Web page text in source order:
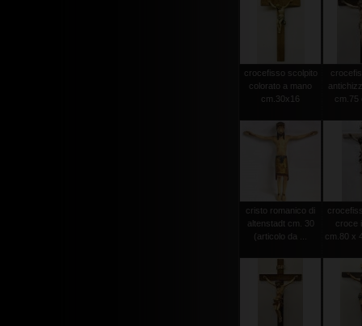
crocefisso scolpito
colorato a mano
cm.30x16
cm.75
cristo romanico di
altenstadt cm. 30
(articolo da ...
croce
cm.80 x